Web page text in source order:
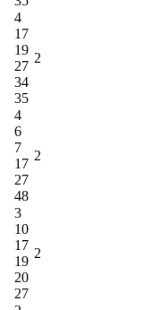
4
17
19
27
34
35
2
4
6
7
17
27
48
2
3
10
17
19
20
27
2